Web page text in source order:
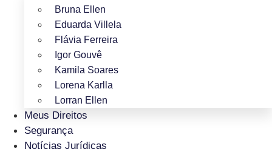
Bruna Ellen
Eduarda Villela
Flávia Ferreira
Igor Gouvê
Kamila Soares
Lorena Karlla
Lorran Ellen
Meus Direitos
Segurança
Notícias Jurídicas